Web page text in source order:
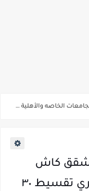
المعتمدة من وزارة التعليم العالي للعام الجامعي 2026/ 2027
شقق كاش
بالتقسيط ٣٠٠ جنيه شهري تقسيط ٣٠